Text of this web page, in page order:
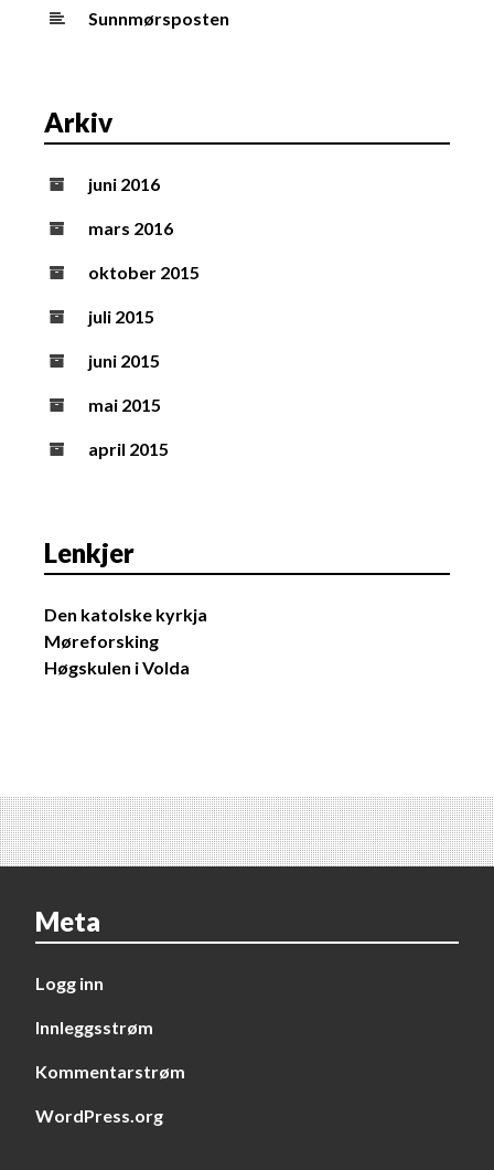
Sunnmørsposten
Arkiv
juni 2016
mars 2016
oktober 2015
juli 2015
juni 2015
mai 2015
april 2015
Lenkjer
Den katolske kyrkja
Møreforsking
Høgskulen i Volda
Meta
Logg inn
Innleggsstrøm
Kommentarstrøm
WordPress.org